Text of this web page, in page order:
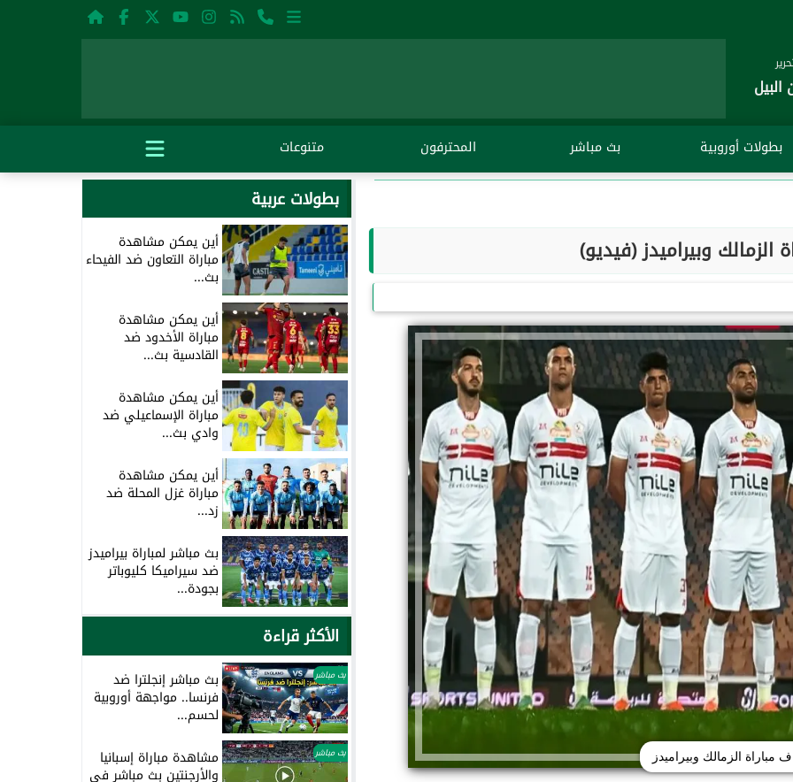
البيل
بطولات أوروبية بث مباشر المحترفون متنوعات
الزمالك وبيراميدز (فيديو)
مباراة الزمالك وبيراميدز
بطولات عربية
أين يمكن مشاهدة
مباراة التعاون ضد الفيحاء
بث...
أين يمكن مشاهدة
مباراة الأخدود ضد
القادسية بث...
أين يمكن مشاهدة
مباراة الإسماعيلي ضد
وادي بث...
أين يمكن مشاهدة
مباراة غزل المحلة ضد
زد...
بث مباشر لمباراة بيراميدز
ضد سيراميكا كليوباتر
بجودة...
الأكثر قراءة
بث مباشر بث مباشر إنجلترا ضد
فرنسا.. مواجهة أوروبية
لحسم...
بث مباشر مشاهدة مباراة إسبانيا
والأرجنتين بث مباشر في